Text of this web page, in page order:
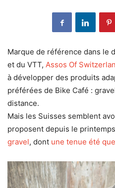
Marque de référence dans le
et du VTT, Assos Of
à développer des produits
préférées de Bike Café :
distance.
Mais les Suisses semblent
proposent depuis le
gravel, dont une tenue été